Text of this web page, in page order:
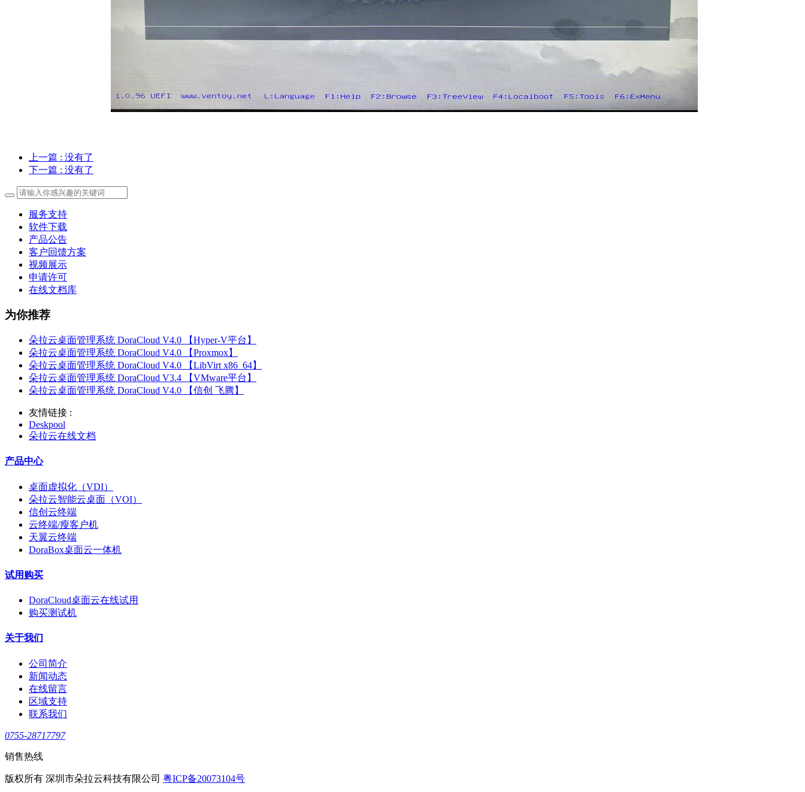
上一篇 : 没有了
下一篇 : 没有了
服务支持
软件下载
产品公告
客户回馈方案
视频展示
申请许可
在线文档库
为你推荐
朵拉云桌面管理系统 DoraCloud V4.0 【Hyper-V平台】
朵拉云桌面管理系统 DoraCloud V4.0 【Proxmox】
朵拉云桌面管理系统 DoraCloud V4.0 【LibVirt x86_64】
朵拉云桌面管理系统 DoraCloud V3.4 【VMware平台】
朵拉云桌面管理系统 DoraCloud V4.0 【信创 飞腾】
友情链接 :
Deskpool
朵拉云在线文档
产品中心
桌面虚拟化（VDI）
朵拉云智能云桌面（VOI）
信创云终端
云终端/瘦客户机
天翼云终端
DoraBox桌面云一体机
试用购买
DoraCloud桌面云在线试用
购买测试机
关于我们
公司简介
新闻动态
在线留言
区域支持
联系我们
0755-28717797
销售热线
版权所有 深圳市朵拉云科技有限公司 粤ICP备20073104号